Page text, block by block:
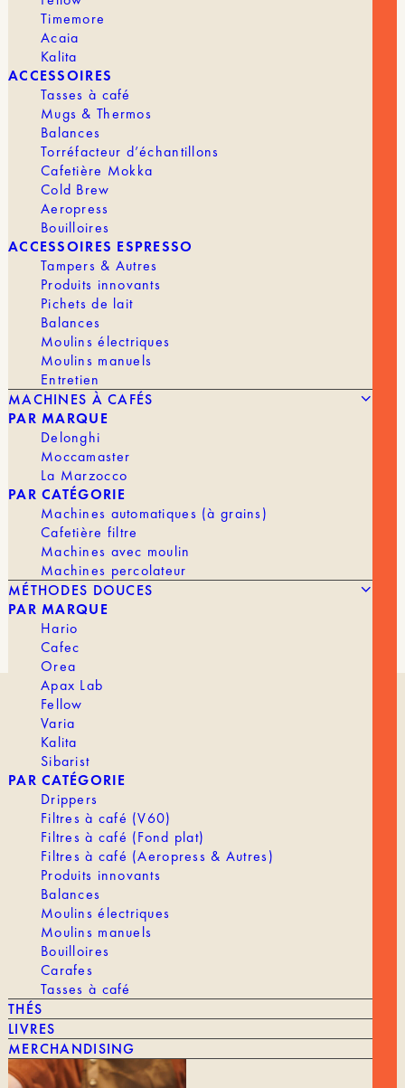
Timemore
Acaia
Kalita
ACCESSOIRES
Tasses à café
Mugs & Thermos
Balances
Torréfacteur d’échantillons
Cafetière Mokka
Cold Brew
Aeropress
Bouilloires
ACCESSOIRES ESPRESSO
Tampers & Autres
Produits innovants
Pichets de lait
Balances
Moulins électriques
Moulins manuels
Entretien
MACHINES À CAFÉS
PAR MARQUE
Delonghi
Moccamaster
La Marzocco
PAR CATÉGORIE
Machines automatiques (à grains)
Cafetière filtre
Machines avec moulin
Machines percolateur
MÉTHODES DOUCES
PAR MARQUE
Hario
Cafec
Orea
Apax Lab
Fellow
Varia
Kalita
Sibarist
PAR CATÉGORIE
Drippers
Filtres à café (V60)
Filtres à café (Fond plat)
Filtres à café (Aeropress & Autres)
Produits innovants
Balances
Moulins électriques
Moulins manuels
Bouilloires
Carafes
Tasses à café
THÉS
LIVRES
MERCHANDISING
32,90€
MARQUE
ÉQUIPEMENTS
MOULINS
LIVRAISON & RETOURS
MENTIONS LÉGALES
VAYGA SAS -189 RUE D’AUBERVILLIERS, 75018 PARIS, FRANCE